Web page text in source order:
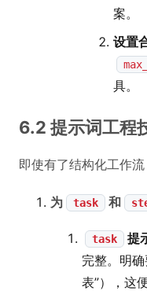
案。
设置
具。
6.2 提示词工程
即使有了结构化工作
为 task 和
task 提
完整。明
表”），这